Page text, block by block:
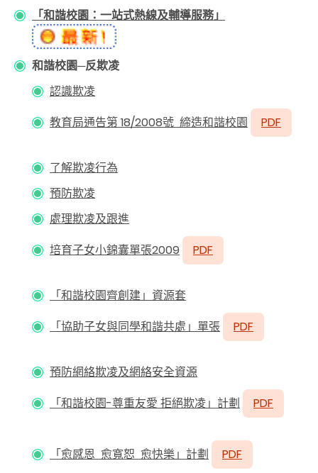
「和諧校園：一站式熱線及輔導服務」
和諧校園─反欺凌
認識欺凌
教育局通告第 18/2008號 締造和諧校園
PDF
了解欺凌行為
預防欺凌
處理欺凌及跟進
培育子女小錦囊單張2009
PDF
「和諧校園齊創建」資源套
「協助子女與同學和諧共處」單張
PDF
預防網絡欺凌及網絡安全資源
「和諧校園-尊重友愛 拒絕欺凌」計劃
PDF
「愈感恩 愈寬恕 愈快樂」計劃 PDF